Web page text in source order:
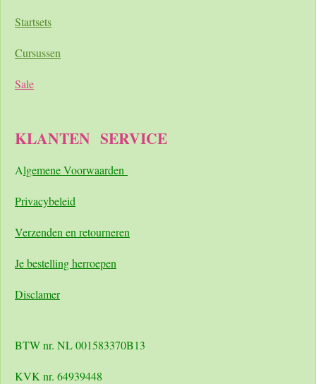
Startsets
Cursussen
Sale
KLANTEN SERVICE
Algemene Voorwaarden
Privacybeleid
Verzenden en retourneren
Je bestelling herroepen
Disclamer
BTW nr. NL 001583370B13
KVK nr. 64939448